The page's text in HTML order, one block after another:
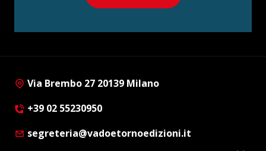
Via Brembo 27 20139 Milano
+39 02 55230950
segreteria@vadoetornoedizioni.it